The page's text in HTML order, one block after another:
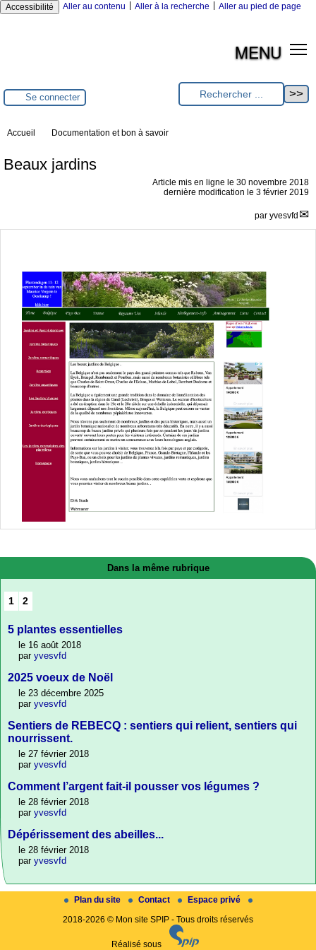
Accessibilité Aller au contenu Aller à la recherche Aller au pied de page
MENU
Se connecter
Accueil Documentation et bon à savoir
Beaux jardins
Article mis en ligne le 30 novembre 2018
dernière modification le 3 février 2019
par yvesvfd
Dans la même rubrique
1 2
5 plantes essentielles
le 16 août 2018
par yvesvfd
2025 voeux de Noël
le 23 décembre 2025
par yvesvfd
Sentiers de REBECQ : sentiers qui relient, sentiers qui
nourrissent.
le 27 février 2018
par yvesvfd
Comment l’argent fait-il pousser vos légumes ?
le 28 février 2018
par yvesvfd
Dépérissement des abeilles...
le 28 février 2018
par yvesvfd
Plan du site Contact
Espace privé
2018-2026 © Mon site SPIP - Tous droits réservés
Réalisé sous